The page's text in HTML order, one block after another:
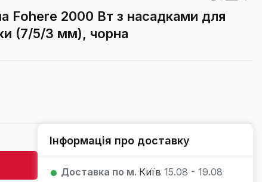
Fohere 2000 Вт з насадками для
(7/5/3 мм), чорна
Інформація про доставку
Доставка по м. Київ 15.08 - 19.08